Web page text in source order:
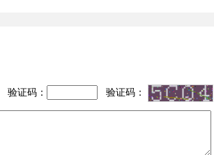
证码： 验证码：